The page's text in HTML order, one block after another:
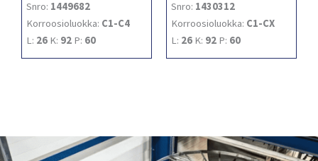
Snro: 1449682
Korroosioluokka: C1-C4
L: 26 K: 92 P: 60
Snro: 1430312
Korroosioluokka: C1-CX
L: 26 K: 92 P: 60